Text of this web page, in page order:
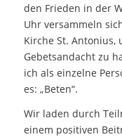
den Frieden in der
Uhr versammeln
Kirche St. Antonius,
Gebetsandacht zu
ich als einzelne
es: „Beten“.
Wir laden durch
einem positiven